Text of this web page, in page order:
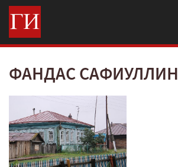
ФАНДАС САФИУЛЛИН